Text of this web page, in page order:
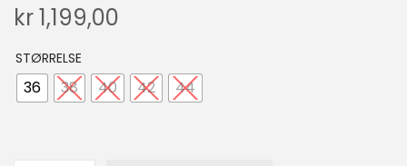
kr1,199,00
STØRRELSE
36 38 40 42 44